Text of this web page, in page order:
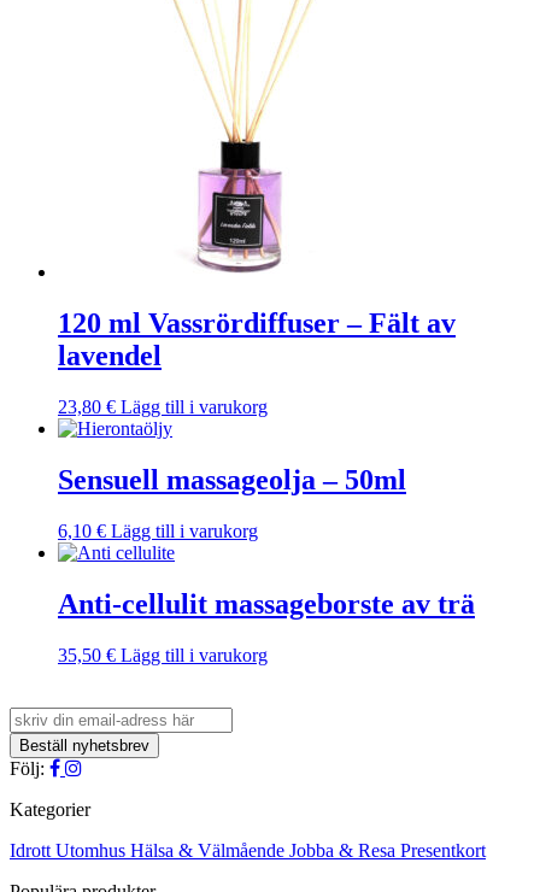
120 ml Vassrördiffuser – Fält av
lavendel
23,80 € Lägg till i varukorg
Sensuell massageolja – 50ml
6,10 € Lägg till i varukorg
Anti-cellulit massageborste av trä
35,50 € Lägg till i varukorg
Följ:
Kategorier
Idrott Utomhus Hälsa & Välmående Jobba & Resa Presentkort